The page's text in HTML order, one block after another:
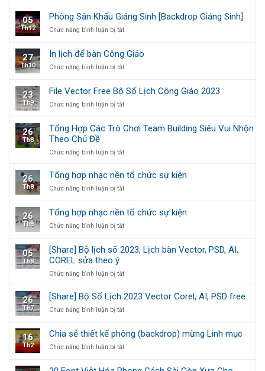
ấn
chất
lượng
trí
tết
Công
Giáo
treo
tờ,
5
và
7
tờ
05
Th12
Phông Sân Khấu Giáng Sinh [Backdrop Giáng Sinh]
Chức năng bình luận bị tắtở
Khấu
Giáng
[Backdrop
Giáng
Sinh]
27
Th10
In lịch để bàn Công Giáo
Chức năng bình luận bị tắtở
để
bàn
Giáo
23
Th9
File Vector Free Bộ Số Lịch Công Giáo 2023
Chức năng bình luận bị tắtở
Free
Số
Công
Giáo
2023
26
Th8
Tổng Hợp Các Trò Chơi Team Building Siêu Vui Nhộn
Theo Chủ Đề
Chức năng bình luận bị tắtở
Hợp
Các
Trò
Team
Building
Siêu
Nhộn
Đề
26
Th8
Tổng hợp nhạc nền tổ chức sự kiện
Chức năng bình luận bị tắtở
hợp
nhạc
nền
chức
sự
26
Th8
Tổng hợp nhạc nền tổ chức sự kiện
Chức năng bình luận bị tắtở
nhạc
tổ
sự
kiện
05
Th8
[Share] Bộ lịch số 2023, Lịch bàn Vector, PSD, AI,
COREL sửa theo ý
Chức năng bình luận bị tắtở
Bộ
lịch
số
Lịch
bàn
Vector,
AI,
26
Th7
[Share] Bộ Số Lịch 2023 Vector Corel, AI, PSD free
Chức năng bình luận bị tắtở
Số
Lịch
Vector
16
Th2
Chia sẻ thiết kế phông (backdrop) mừng Linh mục
Chức năng bình luận bị tắtở